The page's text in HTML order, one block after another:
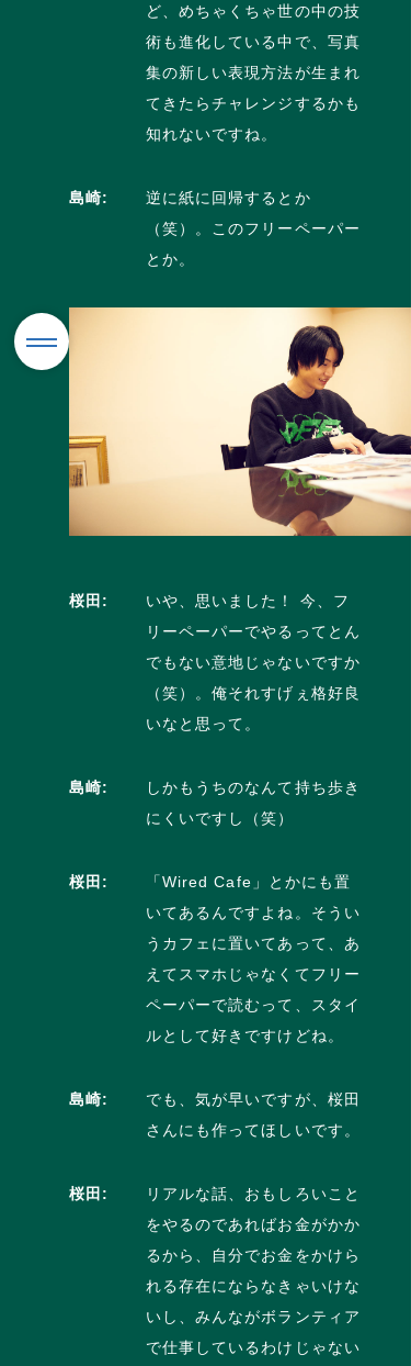
ど、めちゃくちゃ世の中の技
術も進化している中で、写真
集の新しい表現方法が生まれ
てきたらチャレンジするかも
知れないですね。
島崎:
逆に紙に回帰するとか
（笑）。このフリーペーパー
とか。
桜田:
いや、思いました！ 今、フ
リーペーパーでやるってとん
でもない意地じゃないですか
（笑）。俺それすげぇ格好良
いなと思って。
島崎:
しかもうちのなんて持ち歩き
にくいですし（笑）
桜田:
「Wired Cafe」とかにも置
いてあるんですよね。そうい
うカフェに置いてあって、あ
えてスマホじゃなくてフリー
ペーパーで読むって、スタイ
ルとして好きですけどね。
島崎:
でも、気が早いですが、桜田
さんにも作ってほしいです。
桜田:
リアルな話、おもしろいこと
をやるのであればお金がかか
るから、自分でお金をかけら
れる存在にならなきゃいけな
いし、みんながボランティア
で仕事しているわけじゃない